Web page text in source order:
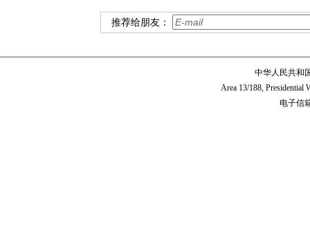
推荐给朋友：
中华人民共和
Area 13/188, Presidential
电子信